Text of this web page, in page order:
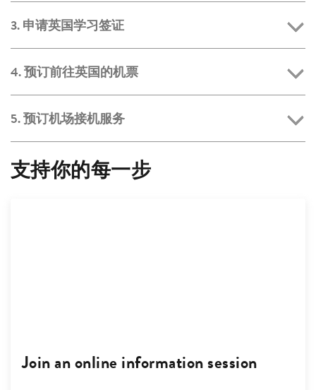
3. 申请英国学习签证
4. 预订前往英国的机票
5. 预订机场接机服务
支持你的每一步
Join an online information session